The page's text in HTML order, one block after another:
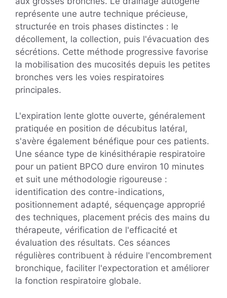
représente une autre technique précieuse,
structurée en trois phases distinctes : le
décollement, la collection, puis l'évacuation des
sécrétions. Cette méthode progressive favorise
la mobilisation des mucosités depuis les petites
bronches vers les voies respiratoires
principales.
L'expiration lente glotte ouverte, généralement
pratiquée en position de décubitus latéral,
s'avère également bénéfique pour ces patients.
Une séance type de kinésithérapie respiratoire
pour un patient BPCO dure environ 10 minutes
et suit une méthodologie rigoureuse :
identification des contre-indications,
positionnement adapté, séquençage approprié
des techniques, placement précis des mains du
thérapeute, vérification de l'efficacité et
évaluation des résultats. Ces séances
régulières contribuent à réduire l'encombrement
bronchique, faciliter l'expectoration et améliorer
la fonction respiratoire globale.